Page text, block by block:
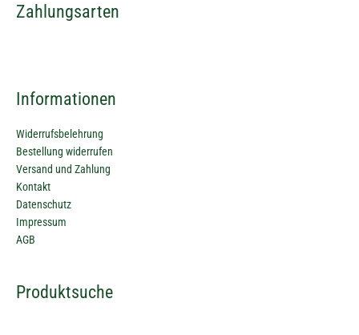
Zahlungsarten
Informationen
Widerrufsbelehrung
Bestellung widerrufen
Versand und Zahlung
Kontakt
Datenschutz
Impressum
AGB
Produktsuche
Suchen